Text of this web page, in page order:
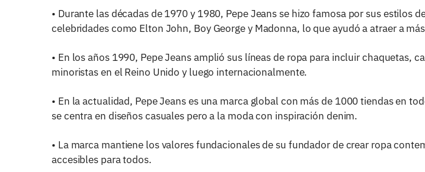
• Durante las décadas de 1970 y 1980, Pepe Jeans se hizo famosa por sus estilos
celebridades como Elton John, Boy George y Madonna, lo que ayudó a atraer a
• En los años 1990, Pepe Jeans amplió sus líneas de ropa para incluir chaquetas,
minoristas en el Reino Unido y luego internacionalmente.
• En la actualidad, Pepe Jeans es una marca global con más de 1000 tiendas en
se centra en diseños casuales pero a la moda con inspiración denim.
• La marca mantiene los valores fundacionales de su fundador de crear ropa
accesibles para todos.